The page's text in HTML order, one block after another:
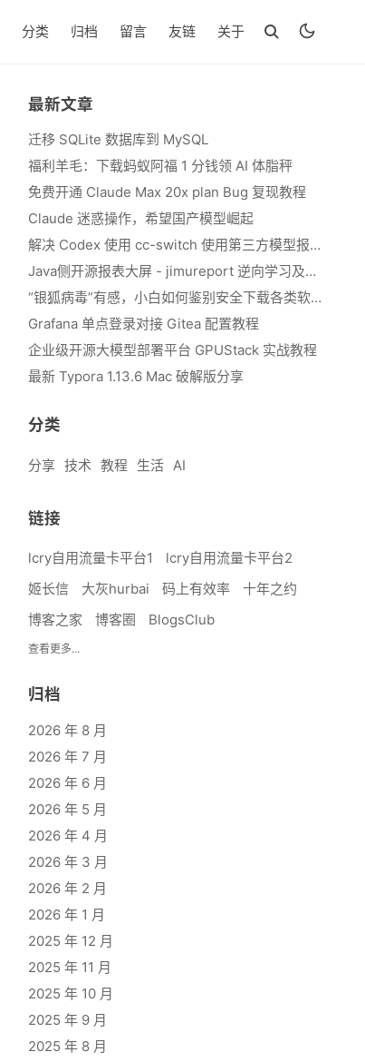
分类 归档 留言 友链 关于
最新文章
迁移 SQLite 数据库到 MySQL
福利羊毛：下载蚂蚁阿福 1 分钱领 AI 体脂秤
免费开通 Claude Max 20x plan Bug 复现教程
Claude 迷惑操作，希望国产模型崛起
解决 Codex 使用 cc-switch 使用第三方模型报错 We&#039;re currently experiencing high demand, which may cause temporary errors.
Java侧开源报表大屏 - jimureport 逆向学习及二开思路
“银狐病毒”有感，小白如何鉴别安全下载各类软件
Grafana 单点登录对接 Gitea 配置教程
企业级开源大模型部署平台 GPUStack 实战教程
最新 Typora 1.13.6 Mac 破解版分享
分类
分享 技术 教程 生活 AI
链接
lcry自用流量卡平台1
lcry自用流量卡平台2
姬长信
大灰hurbai 码上有效率
十年之约
博客之家
博客圈 BlogsClub
查看更多...
归档
2026 年 8 月
2026 年 7 月
2026 年 6 月
2026 年 5 月
2026 年 4 月
2026 年 3 月
2026 年 2 月
2026 年 1 月
2025 年 12 月
2025 年 11 月
2025 年 10 月
2025 年 9 月
2025 年 8 月